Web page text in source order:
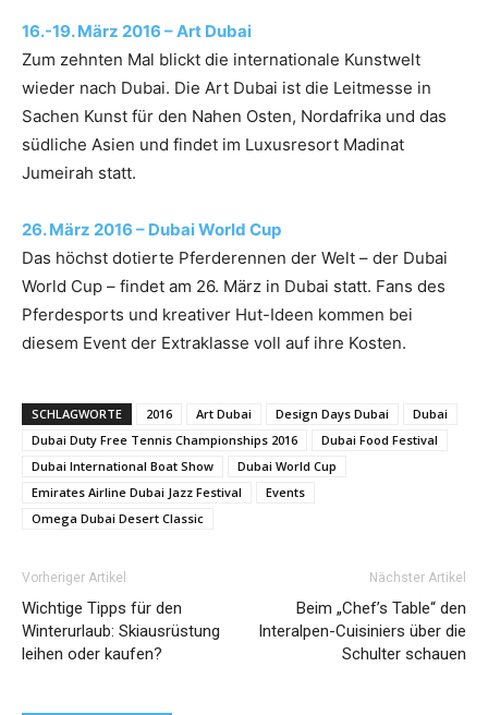
16.-19. März 2016 – Art Dubai
Zum zehnten Mal blickt die internationale Kunstwelt
wieder nach Dubai. Die Art Dubai ist die Leitmesse in
Sachen Kunst für den Nahen Osten, Nordafrika und das
südliche Asien und findet im Luxusresort Madinat
Jumeirah statt.
26. März 2016 – Dubai World Cup
Das höchst dotierte Pferderennen der Welt – der Dubai
World Cup – findet am 26. März in Dubai statt. Fans des
Pferdesports und kreativer Hut-Ideen kommen bei
diesem Event der Extraklasse voll auf ihre Kosten.
SCHLAGWORTE 2016 Art Dubai Design Days Dubai
Dubai
Dubai Duty Free Tennis Championships 2016
Dubai Food Festival
Dubai International Boat Show
Dubai World Cup
Emirates Airline Dubai Jazz Festival
Events
Omega Dubai Desert Classic
Vorheriger Artikel
Wichtige Tipps für den
Winterurlaub: Skiausrüstung
leihen oder kaufen?
Nächster Artikel
Beim „Chef’s Table“ den
Interalpen-Cuisiniers über die
Schulter schauen